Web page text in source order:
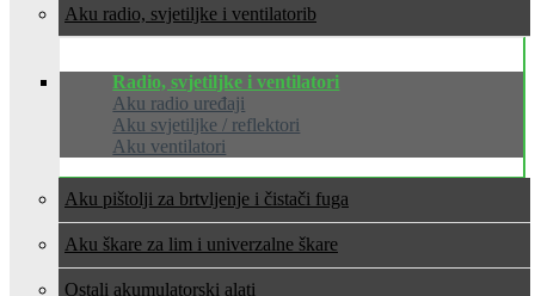
Aku radio, svjetiljke i ventilatori
Radio, svjetiljke i ventilatori
Aku radio uređaji
Aku svjetiljke / reflektori
Aku ventilatori
Aku pištolji za brtvljenje i čistači fuga
Aku škare za lim i univerzalne škare
Ostali akumulatorski alati